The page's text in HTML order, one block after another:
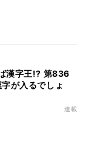
漢字王!? 第836
が入るでしょ
連載